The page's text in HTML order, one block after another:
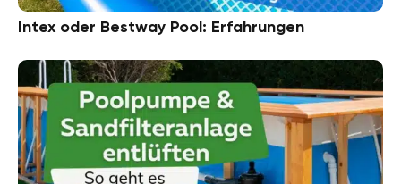
Intex oder Bestway Pool: Erfahrungen